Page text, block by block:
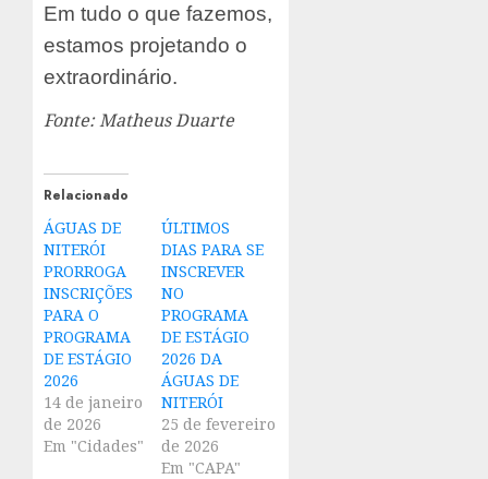
Em tudo o que fazemos,
estamos projetando o
extraordinário.
Fonte: Matheus Duarte
Relacionado
ÁGUAS DE
NITERÓI
PRORROGA
INSCRIÇÕES
PARA O
PROGRAMA
DE ESTÁGIO
2026
14 de janeiro
de 2026
Em "Cidades"
ÚLTIMOS
DIAS PARA SE
INSCREVER
NO
PROGRAMA
DE ESTÁGIO
2026 DA
ÁGUAS DE
NITERÓI
25 de fevereiro
de 2026
Em "CAPA"